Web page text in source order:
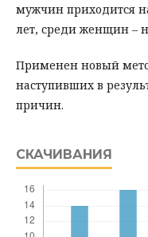
мужчин приходится
лет, среди женщин –
Применен новый
наступивших в
причин.
СКАЧИВАНИЯ